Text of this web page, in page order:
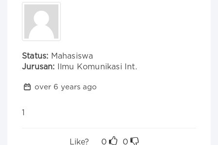
Status: Mahasiswa
Jurusan: Ilmu Komunikasi Int.
over 6 years ago
1
Like? 0 0